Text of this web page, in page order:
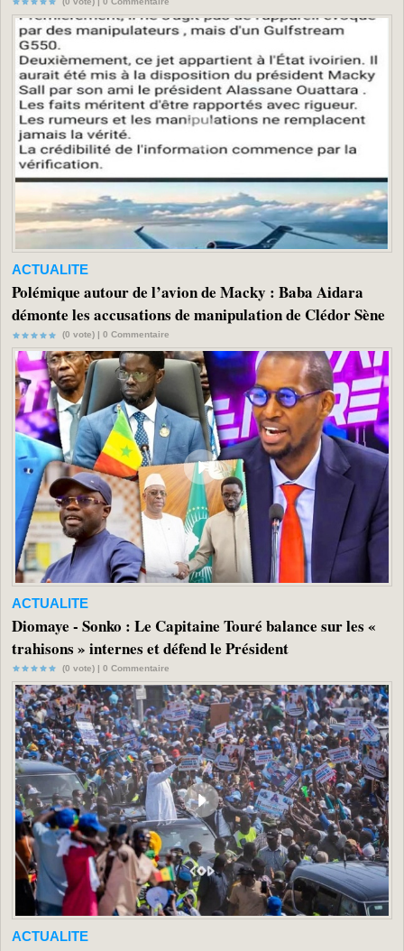
ACTUALITE
Polémique autour de l’avion de Macky : Baba Aidara
démonte les accusations de manipulation de Clédor Sène
(0 vote) | 0 Commentaire
ACTUALITE
Diomaye - Sonko : Le Capitaine Touré balance sur les «
trahisons » internes et défend le Président
(0 vote) | 0 Commentaire
ACTUALITE